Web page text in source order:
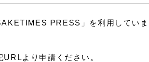
PRESS」を利用していま
より申請ください。